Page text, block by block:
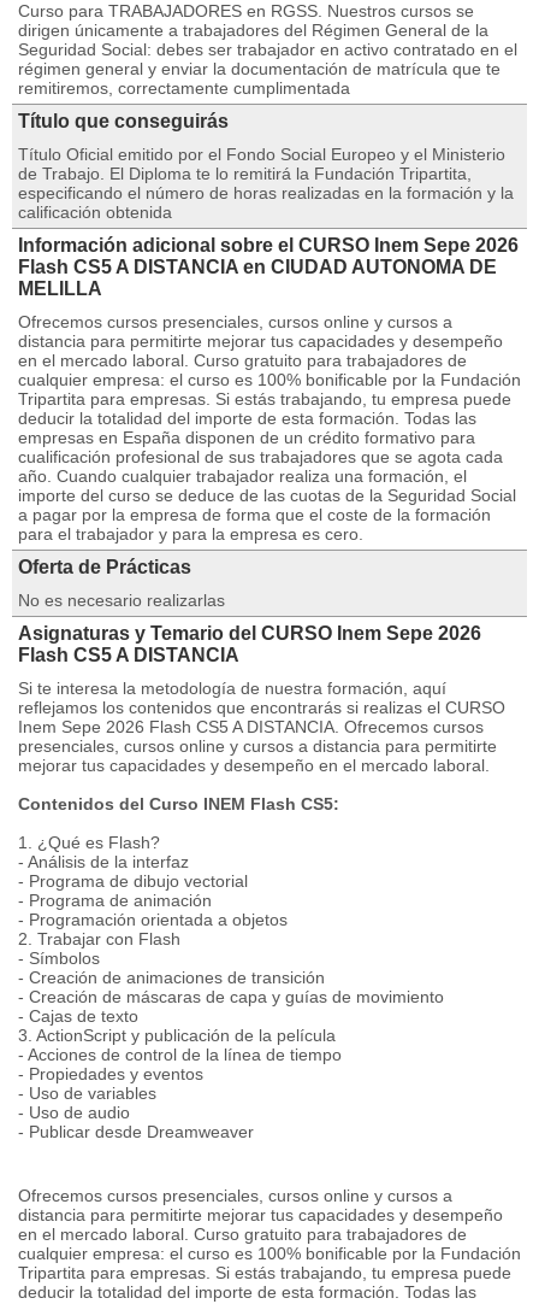
Curso para TRABAJADORES en RGSS. Nuestros cursos se
dirigen únicamente a trabajadores del Régimen General de la
Seguridad Social: debes ser trabajador en activo contratado en el
régimen general y enviar la documentación de matrícula que te
remitiremos, correctamente cumplimentada
Título que conseguirás
Título Oficial emitido por el Fondo Social Europeo y el Ministerio
de Trabajo. El Diploma te lo remitirá la Fundación Tripartita,
especificando el número de horas realizadas en la formación y la
calificación obtenida
Información adicional sobre el CURSO Inem Sepe 2026
Flash CS5 A DISTANCIA en CIUDAD AUTONOMA DE
MELILLA
Ofrecemos cursos presenciales, cursos online y cursos a
distancia para permitirte mejorar tus capacidades y desempeño
en el mercado laboral. Curso gratuito para trabajadores de
cualquier empresa: el curso es 100% bonificable por la Fundación
Tripartita para empresas. Si estás trabajando, tu empresa puede
deducir la totalidad del importe de esta formación. Todas las
empresas en España disponen de un crédito formativo para
cualificación profesional de sus trabajadores que se agota cada
año. Cuando cualquier trabajador realiza una formación, el
importe del curso se deduce de las cuotas de la Seguridad Social
a pagar por la empresa de forma que el coste de la formación
para el trabajador y para la empresa es cero.
Oferta de Prácticas
No es necesario realizarlas
Asignaturas y Temario del CURSO Inem Sepe 2026
Flash CS5 A DISTANCIA
Si te interesa la metodología de nuestra formación, aquí
reflejamos los contenidos que encontrarás si realizas el CURSO
Inem Sepe 2026 Flash CS5 A DISTANCIA. Ofrecemos cursos
presenciales, cursos online y cursos a distancia para permitirte
mejorar tus capacidades y desempeño en el mercado laboral.
Contenidos del Curso INEM Flash CS5:
1. ¿Qué es Flash?
- Análisis de la interfaz
- Programa de dibujo vectorial
- Programa de animación
- Programación orientada a objetos
2. Trabajar con Flash
- Símbolos
- Creación de animaciones de transición
- Creación de máscaras de capa y guías de movimiento
- Cajas de texto
3. ActionScript y publicación de la película
- Acciones de control de la línea de tiempo
- Propiedades y eventos
- Uso de variables
- Uso de audio
- Publicar desde Dreamweaver
Ofrecemos cursos presenciales, cursos online y cursos a
distancia para permitirte mejorar tus capacidades y desempeño
en el mercado laboral. Curso gratuito para trabajadores de
cualquier empresa: el curso es 100% bonificable por la Fundación
Tripartita para empresas. Si estás trabajando, tu empresa puede
deducir la totalidad del importe de esta formación. Todas las